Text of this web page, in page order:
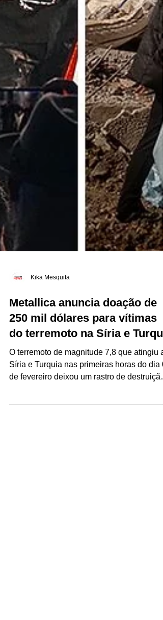
Kika Mesquita
Metallica anuncia doação de
250 mil dólares para vítimas
do terremoto na Síria e
O terremoto de magnitude 7,8 que atingiu a
de fevereiro deixou um rastro de destruição